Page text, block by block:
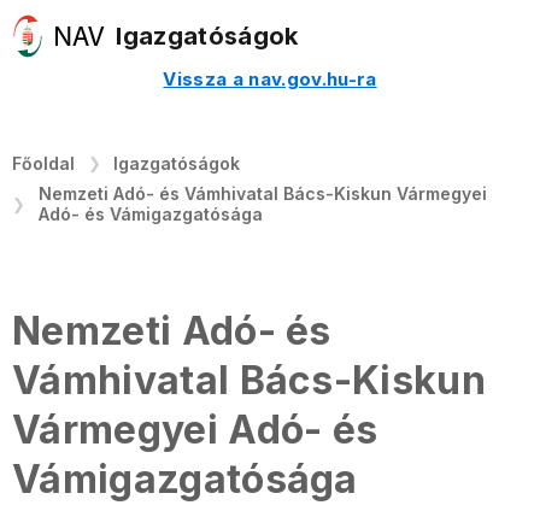
Igazgatóságok
Vissza a nav.gov.hu-ra
Főoldal
Igazgatóságok
Nemzeti Adó- és Vámhivatal Bács-Kiskun Vármegyei
Adó- és Vámigazgatósága
Nemzeti Adó- és
Vámhivatal Bács-Kiskun
Vármegyei Adó- és
Vámigazgatósága